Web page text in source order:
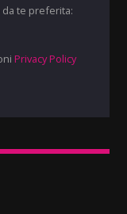
te preferita:
Privacy Policy